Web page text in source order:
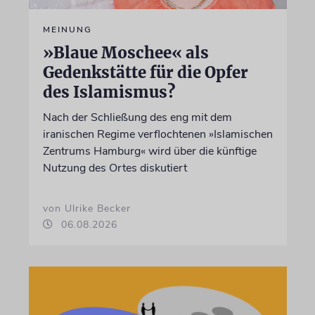
MEINUNG
»Blaue Moschee« als
Gedenkstätte für die Opfer
des Islamismus?
Nach der Schließung des eng mit dem
iranischen Regime verflochtenen »Islamischen
Zentrums Hamburg« wird über die künftige
Nutzung des Ortes diskutiert
von Ulrike Becker
06.08.2026